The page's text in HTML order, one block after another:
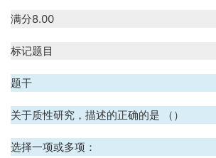
满分8.00
标记题目
题干
关于质性研究，描述的正确的是 （）
选择一项或多项：